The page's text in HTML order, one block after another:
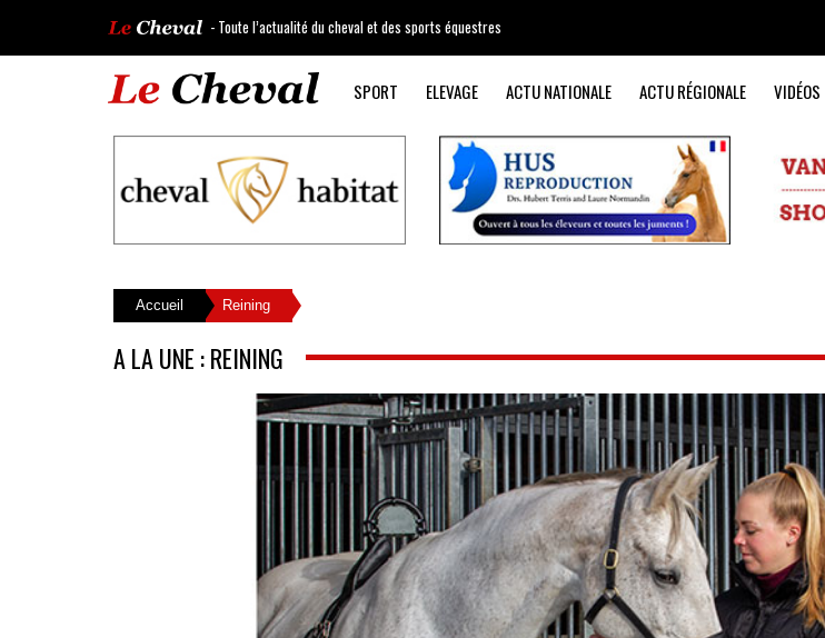
- Toute l’actualité du cheval et des sports équestres
SPORT ELEVAGE ACTU NATIONALE ACTU RÉGIONALE VIDÉOS
Accueil Reining
A LA UNE : REINING